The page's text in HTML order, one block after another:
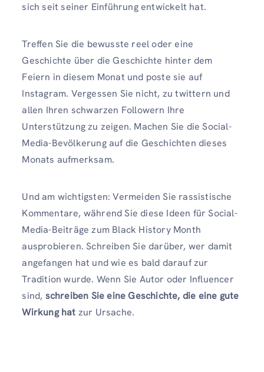
sich seit seiner Einführung entwickelt hat.
Treffen Sie die bewusste reel oder eine
Geschichte über die Geschichte hinter dem
Feiern in diesem Monat und poste sie auf
Instagram. Vergessen Sie nicht, zu twittern und
allen Ihren schwarzen Followern Ihre
Unterstützung zu zeigen. Machen Sie die Social-
Media-Bevölkerung auf die Geschichten dieses
Monats aufmerksam.
Und am wichtigsten: Vermeiden Sie rassistische
Kommentare, während Sie diese Ideen für Social-
Media-Beiträge zum Black History Month
ausprobieren. Schreiben Sie darüber, wer damit
angefangen hat und wie es bald darauf zur
Tradition wurde. Wenn Sie Autor oder Influencer
sind, schreiben Sie eine Geschichte, die eine gute
Wirkung hat zur Ursache.